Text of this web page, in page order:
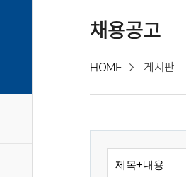
채용공고
HOME 게시판